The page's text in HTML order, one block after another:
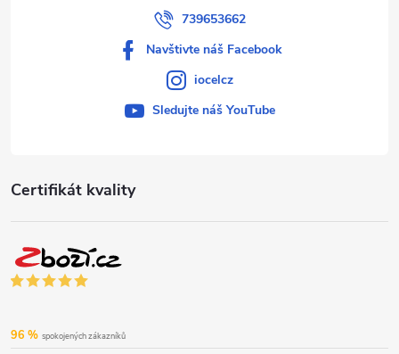
Certifikát kvality
96 % spokojených zákazníků
739653662
Navštivte náš Facebook
iocelcz
Sledujte náš YouTube